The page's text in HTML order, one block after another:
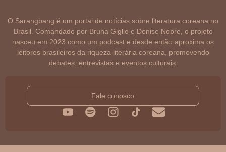
O Sarangbang é um portal de notícias sobre literatura coreana no
Brasil. Comandado por Bruna Giglio e Denise Nobre, o projeto
nasceu em 2023 como um podcast e desde então aproxima os
leitores brasileiros da riqueza literária coreana, promovendo
debates, entrevistas e eventos culturais.
Fale conosco